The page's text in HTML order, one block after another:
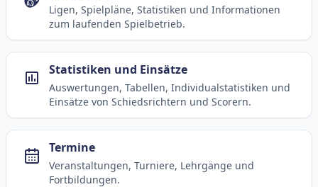
Ligen, Spielpläne, Statistiken und Informationen
zum laufenden Spielbetrieb.
Statistiken und Einsätze
Auswertungen, Tabellen, Individualstatistiken und
Einsätze von Schiedsrichtern und Scorern.
Termine
Veranstaltungen, Turniere, Lehrgänge und
Fortbildungen.